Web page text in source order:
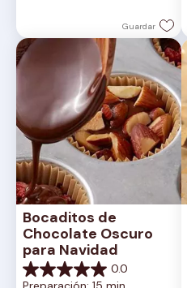
Guardar
Bocaditos de
Chocolate Oscuro
para Navidad
0.0
0.0